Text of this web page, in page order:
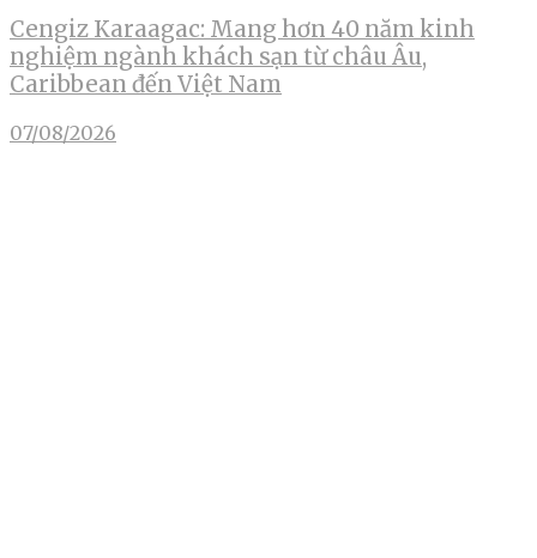
Cengiz Karaagac: Mang hơn 40 năm kinh
nghiệm ngành khách sạn từ châu Âu,
Caribbean đến Việt Nam
07/08/2026